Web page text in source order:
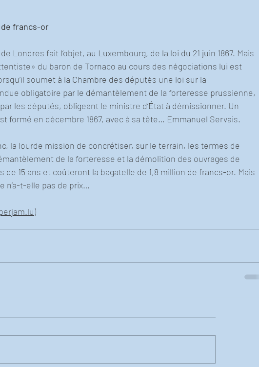
de francs-or
Londres fait l’objet, au Luxembourg, de la loi du 21 juin 1867. Mais
du baron de Tornaco au cours des négociations lui est
soumet à la Chambre des députés une loi sur la
obligatoire par le démantèlement de la forteresse prussienne,
les députés, obligeant le ministre d’État à démissionner. Un
formé en décembre 1867, avec à sa tête… Emmanuel Servais.
la lourde mission de concrétiser, sur le terrain, les termes de
de la forteresse et la démolition des ouvrages de
15 ans et coûteront la bagatelle de 1,8 million de francs-or. Mais
n’a-t-elle pas de prix…